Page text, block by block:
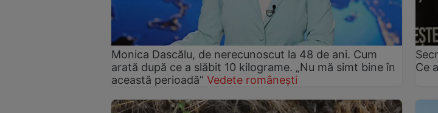
Monica Dascălu, de nerecunoscut la 48 de ani. Cum
arată după ce a slăbit 10 kilograme. „Nu mă simt bine în
această perioadă” Vedete românești
Ce